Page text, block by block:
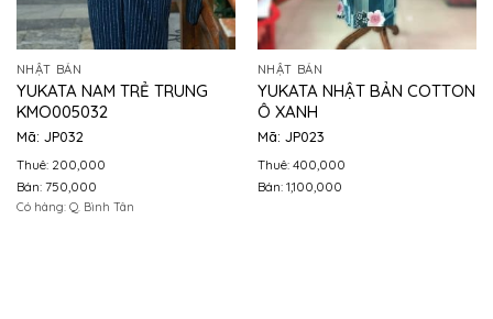
NHẬT BẢN
YUKATA NAM TRẺ TRUNG
KMO005032
Mã: JP032
Thuê: 200,000
Bán: 750,000
Có hàng: Q. Bình Tân
NHẬT BẢN
YUKATA NHẬT BẢN COTTON
Ô XANH
Mã: JP023
Thuê: 400,000
Bán: 1,100,000